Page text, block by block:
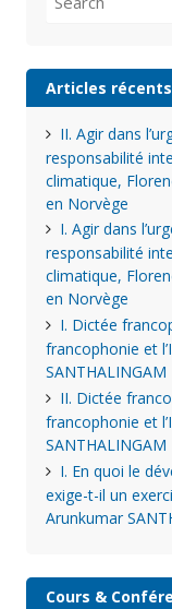
for:
Articles récents
II. Agir dans
responsabilité
climatique,
en Norvège
I. Agir dans
responsabilité
climatique,
en Norvège
I. Dictée
francophonie et
SANTHALINGAM
II. Dictée
francophonie et
SANTHALINGAM
I. En quoi le
exige-t-il un
Arunkumar
Cours &